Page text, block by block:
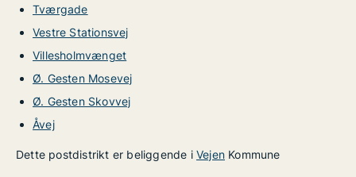
Tværgade
Vestre Stationsvej
Villesholmvænget
Ø. Gesten Mosevej
Ø. Gesten Skovvej
Åvej
Dette postdistrikt er beliggende i Vejen Kommune